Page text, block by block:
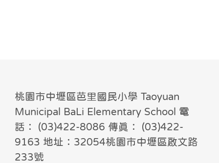
桃園市中壢區芭里國民小學 Taoyuan
Municipal BaLi Elementary School 電
話： (03)422-8086 傳真： (03)422-
9163 地址：32054桃園市中壢區啟文路
233號